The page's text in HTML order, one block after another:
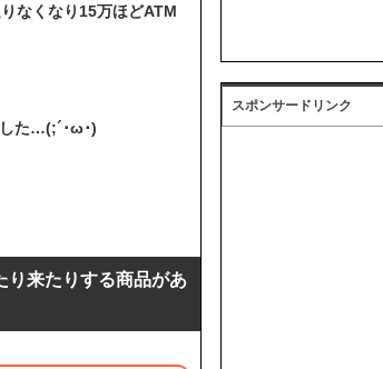
なくなり15万ほどATM
した…(;´･ω･)
来たりする商品があ
スポンサードリンク